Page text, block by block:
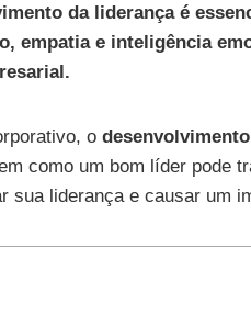
da liderança é
empatia e inteligência
o
como um bom líder pode
sua liderança e causar um